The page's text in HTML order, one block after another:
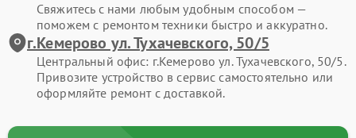
Свяжитесь с нами любым удобным способом —
поможем с ремонтом техники быстро и аккуратно.
г.Кемерово ул. Тухачевского, 50/5
Центральный офис: г.Кемерово ул. Тухачевского, 50/5.
Привозите устройство в сервис самостоятельно или
оформляйте ремонт с доставкой.